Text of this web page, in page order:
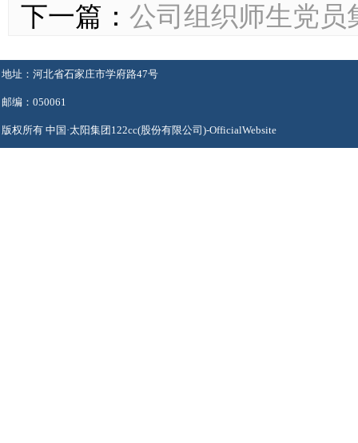
下一篇： 公司组织师生党员
地址：河北省石家庄市学府路47号
邮编：050061
版权所有 中国·太阳集团122cc(股份有限公司)-OfficialWebsite